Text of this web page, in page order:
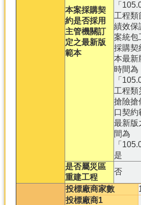
本案採購契
約是否採用
主管機關訂
定之最新版
範本
「
工程類
績效保
案統包
採購契
本最新
時間為
「
工程類
搶險搶
口契約
最新版
間為
「
是
是否屬災區
重建工程
否
投標廠商家數
投標廠商1